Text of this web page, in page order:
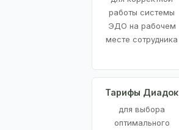
работы системы
ЭДО на рабочем
месте сотрудника
Тарифы Диадок
для выбора
оптимального